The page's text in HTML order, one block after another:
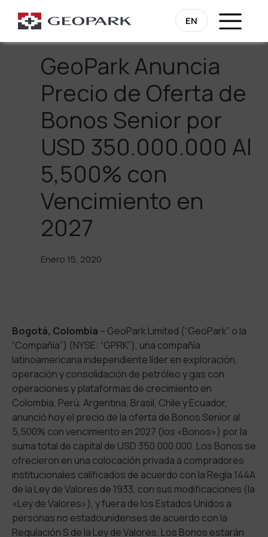
EN
Regresa
GeoPark Anuncia
Precio de Oferta de
Bonos Senior por
USD 350.000.000 Al
5,500% con
Vencimiento en
2027
Enero 15, 2020
Bogotá, Colombia – GeoPark Limited (“GeoPark” o la
“Compañía”) (NYSE: “GPRK”), una compañía
latinoamericana independiente líder en exploración,
operación y consolidación de petróleo y gas con
operaciones y plataformas de crecimiento en
Colombia, Perú, Argentina, Brasil, Chile y Ecuador,
anunció hoy el precio de la oferta de Bonos Senior al
5,500% con vencimiento en 2027 (los «Bonos») por la
suma total de capital de USD 350.000.000. Los Bonos se
ofrecieron en una colocación privada a compradores
institucionales calificados de acuerdo con la Regla 144A
de la Ley de Valores de 1933, con sus modificaciones (la
«Ley de Valores»), y fuera de los Estados Unidos a
personas no estadounidenses de acuerdo con la
Regulación S de la Ley de Valores. Los Bonos estarán